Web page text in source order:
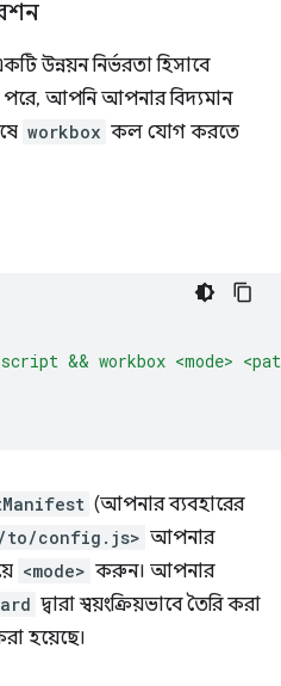
উন্নয়ন নির্ভরতা হিসাবে
পরে, আপনি আপনার বিদ্যমান
workbox কল যোগ করতে
&& workbox <mode>
(আপনার ব্যবহারের
to/config.js> আপনার
<mode> করুন। আপনার
দ্বারা স্বয়ংক্রিয়ভাবে তৈরি করা
হয়েছে।